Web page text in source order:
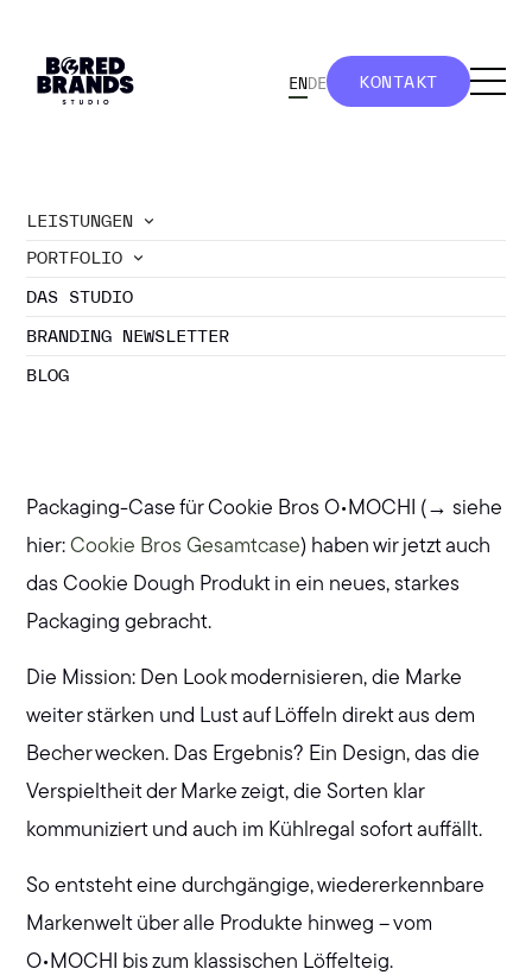
EN DE
KONTAKT
LEISTUNGEN
PORTFOLIO
DAS STUDIO
BRANDING NEWSLETTER
BLOG
Dough
COOKIE BROS: NEUES
PACKAGING FÜR
Packaging-Case für Cookie Bros O•MOCHI (→ siehe
hier:Cookie Bros Gesamtcase) haben wir jetzt auch
das Cookie Dough Produkt in ein neues, starkes
Packaging gebracht.
Die Mission: Den Look modernisieren, die Marke
weiter stärken und Lust auf Löffeln direkt aus dem
Becher wecken. Das Ergebnis? Ein Design, das die
Verspieltheit der Marke zeigt, die Sorten klar
kommuniziert und auch im Kühlregal sofort auffällt.
So entsteht eine durchgängige, wiedererkennbare
Markenwelt über alle Produkte hinweg – vom
O•MOCHI bis zum klassischen Löffelteig.